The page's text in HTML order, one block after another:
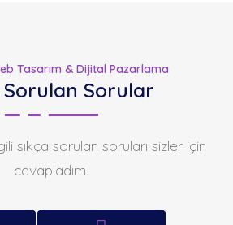
Tasarım & Dijital Pazarlama
Sorulan Sorular
sıkça sorulan soruları sizler için
cevapladım.